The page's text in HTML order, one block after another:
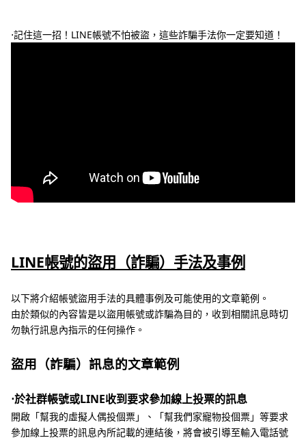
⋅記住這一招！LINE帳號不怕被盜，這些詐騙手法你一定要知道！
LINE帳號的盜用（詐騙）手法及事例
以下將介紹帳號盜用手法的具體事例及可能使用的文章範例。
由於類似的內容皆是以盜用帳號或詐騙為目的，收到相關訊息時切
勿執行訊息內指示的任何操作。
盜用（詐騙）訊息的文章範例
⋅於社群帳號或LINE收到要求參加線上投票的訊息
開啟「幫我的虛擬人偶投個票」、「幫我們家寵物投個票」等要求
參加線上投票的訊息內所記載的連結後，將會被引導至輸入電話號